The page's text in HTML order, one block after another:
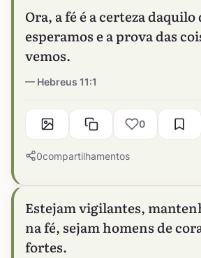
Ora, a fé é a certeza daquilo
esperamos e a prova das
vemos.
Hebreus 11:1
0
0compartilhamentos
Estejam vigilantes,
na fé, sejam homens de
fortes.